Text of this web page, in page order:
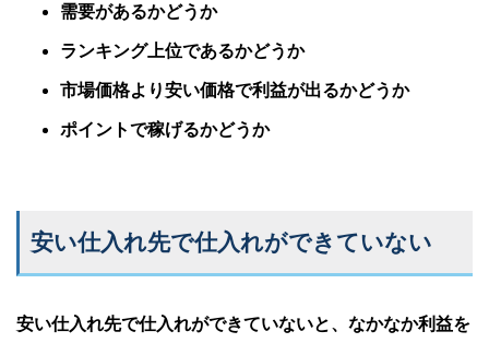
需要があるかどうか
ランキング上位であるかどうか
市場価格より安い価格で利益が出るかどうか
ポイントで稼げるかどうか
安い仕入れ先で仕入れができていない
安い仕入れ先で仕入れができていないと、なかなか利益を